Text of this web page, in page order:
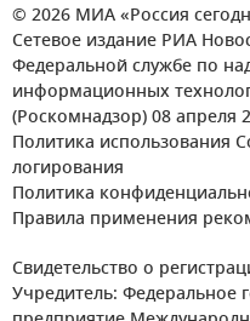
© 2026 МИА «Россия
Сетевое издание РИА
Федеральной службе по
информационных
(Роскомнадзор) 08 апреля
Политика использования
логирования
Политика
Правила применения
Свидетельство о
Учредитель: Федеральное